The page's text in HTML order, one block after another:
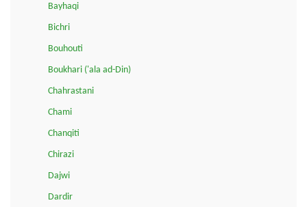
Bayhaqi
Bichri
Bouhouti
Boukhari ('ala ad-Din)
Chahrastani
Chami
Chanqiti
Chirazi
Dajwi
Dardir